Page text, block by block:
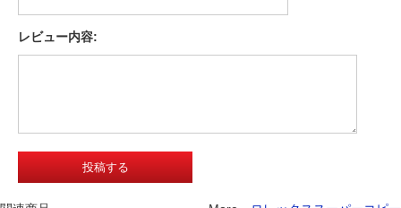
レビュー内容: